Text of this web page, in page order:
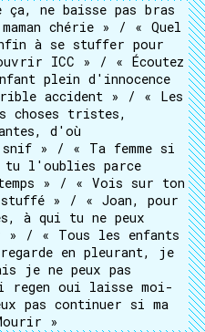
ne baisse pas bras
chérie » / « Quel
à se stuffer pour
ICC » / « Écoutez
plein d'innocence
accident » / « Les
choses tristes,
d'où
» / « Ta femme si
tu l'oublies parce
» / « Vois sur ton
» / « Joan, pour
à qui tu ne peux
» / « Tous les enfants
en pleurant, je
je ne peux pas
regen oui laisse moi-
pas continuer si ma
»